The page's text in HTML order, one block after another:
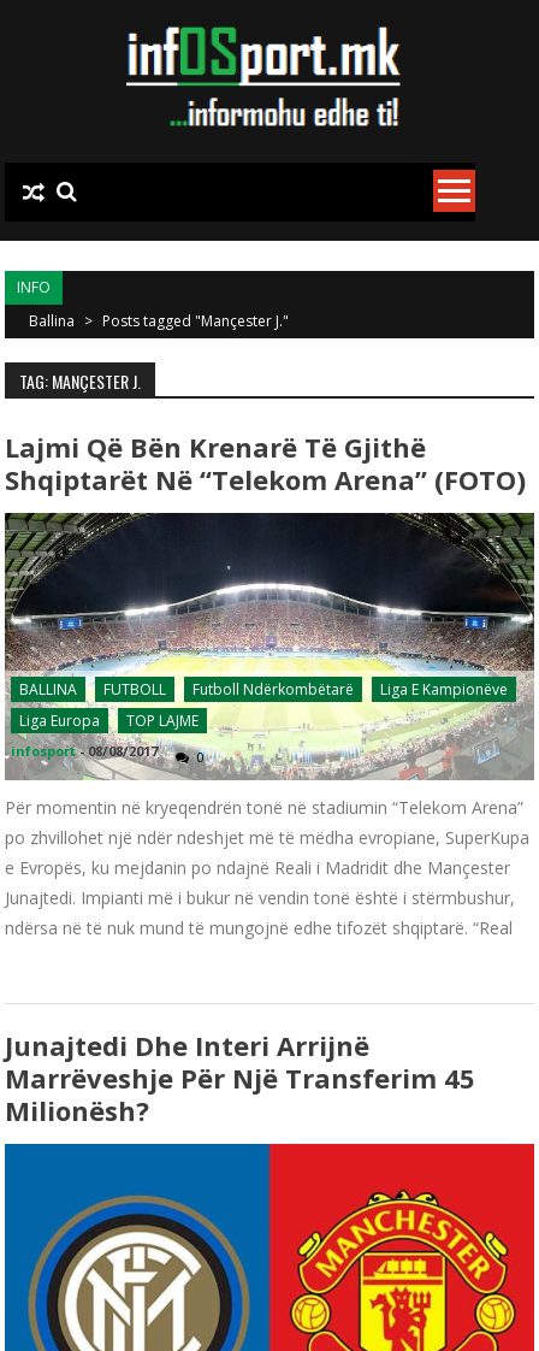
INFO
Ballina > Posts tagged "Mançester J."
TAG: MANÇESTER J.
Lajmi Që Bën Krenarë Të Gjithë
Shqiptarët Në “Telekom Arena” (FOTO)
BALLINA FUTBOLL Futboll Ndërkombëtarë
Liga E Kampionëve
Liga Europa
TOP LAJME
infosport -08/08/2017 0
Për momentin në kryeqendrën tonë në stadiumin “Telekom Arena”
po zhvillohet një ndër ndeshjet më të mëdha evropiane, SuperKupa
e Evropës, ku mejdanin po ndajnë Reali i Madridit dhe Mançester
Junajtedi. Impianti më i bukur në vendin tonë është i stërmbushur,
ndërsa në të nuk mund të mungojnë edhe tifozët shqiptarë. “Real
Junajtedi Dhe Interi Arrijnë
Marrëveshje Për Një Transferim 45
Milionësh?